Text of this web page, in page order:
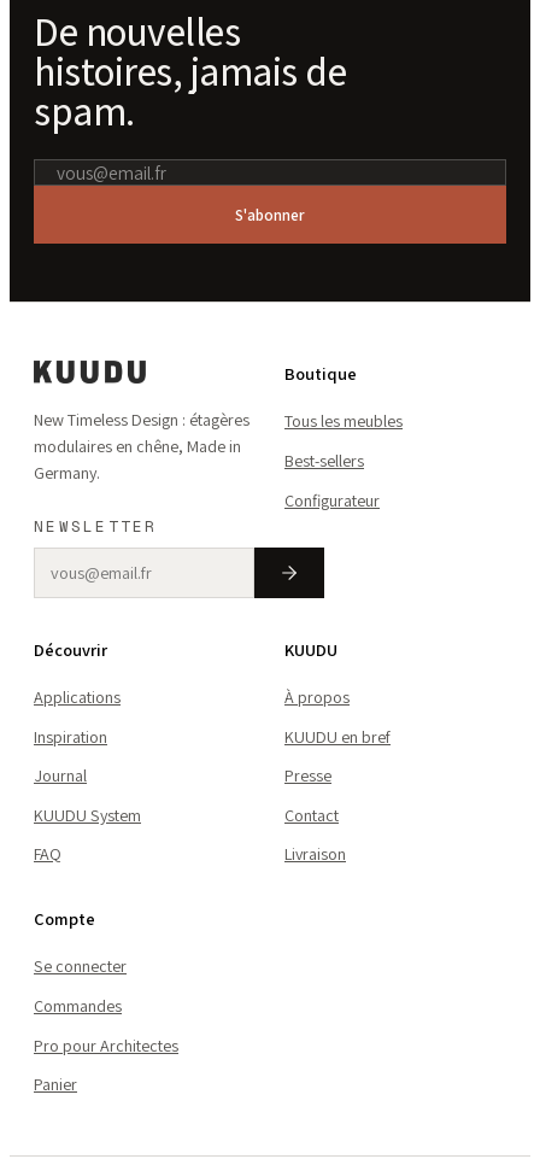
De nouvelles
histoires, jamais de
spam.
S'abonner
New Timeless Design : étagères
modulaires en chêne, Made in
Germany.
NEWSLETTER
Boutique
Tous les meubles
Best-sellers
Configurateur
Découvrir
Applications
Inspiration
Journal
KUUDU System
FAQ
KUUDU
À propos
KUUDU en bref
Presse
Contact
Livraison
Compte
Se connecter
Commandes
Pro pour Architectes
Panier